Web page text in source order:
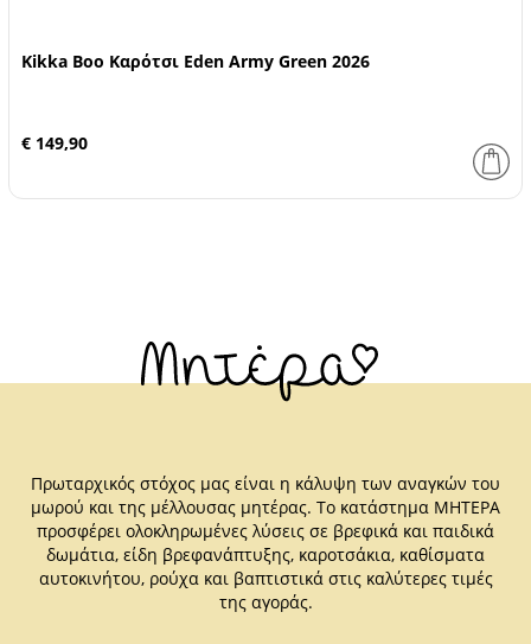
Kikka Boo Καρότσι Eden Army Green 2026
€ 149,90
Πρωταρχικός στόχος μας είναι η κάλυψη των αναγκών του
μωρού και της μέλλουσας μητέρας. Το κατάστημα ΜΗΤΕΡΑ
προσφέρει ολοκληρωμένες λύσεις σε βρεφικά και παιδικά
δωμάτια, είδη βρεφανάπτυξης, καροτσάκια, καθίσματα
αυτοκινήτου, ρούχα και βαπτιστικά στις καλύτερες τιμές
της αγοράς.